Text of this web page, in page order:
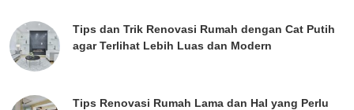
Tips dan Trik Renovasi Rumah dengan Cat Putih
agar Terlihat Lebih Luas dan Modern
Tips Renovasi Rumah Lama dan Hal yang Perlu